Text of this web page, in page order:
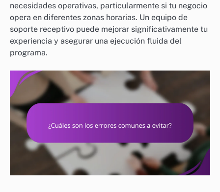
necesidades operativas, particularmente si tu negocio
opera en diferentes zonas horarias. Un equipo de
soporte receptivo puede mejorar significativamente tu
experiencia y asegurar una ejecución fluida del
programa.